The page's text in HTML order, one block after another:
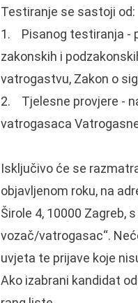
Testiranje se sastoji od:
1. Pisanog testiranja -
zakonskih i
vatrogastvu, Zakon o
2. Tjelesne provjere -
vatrogasaca
Isključivo će se
objavljenom roku, na
Širole 4, 10000 Zagreb,
vozač/vatrogasac“.
uvjeta te prijave koje
Ako izabrani kandidat